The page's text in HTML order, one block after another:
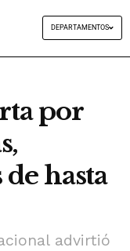
DEPARTAMENTOS
por
hasta
advirtió